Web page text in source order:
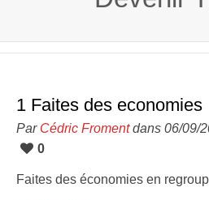
1 Faites des economies
Par Cédric Fromentdans 06/09/
0
Faites des économies en